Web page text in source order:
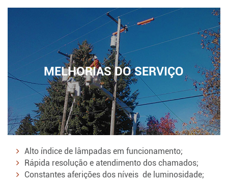
MELHORIAS DO SERVIÇO
Alto índice de lâmpadas em funcionamento;
Rápida resolução e atendimento dos chamados;
Constantes aferições dos níveis de luminosidade;